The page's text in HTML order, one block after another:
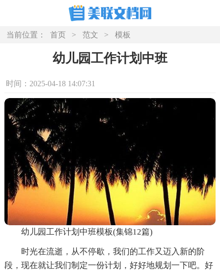
当前位置： 首页 > 范文 > 模板
幼儿园工作计划中班
时间：2025-04-18 14:07:31
幼儿园工作计划中班模板(集锦12篇)
时光在流逝，从不停歇，我们的工作又迈入新的阶
段，现在就让我们制定一份计划，好好地规划一下吧。好